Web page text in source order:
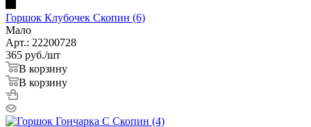
Горшок Клубочек Скопин (6)
Мало
Арт.: 22200728
365 руб./шт
В корзину
В корзину